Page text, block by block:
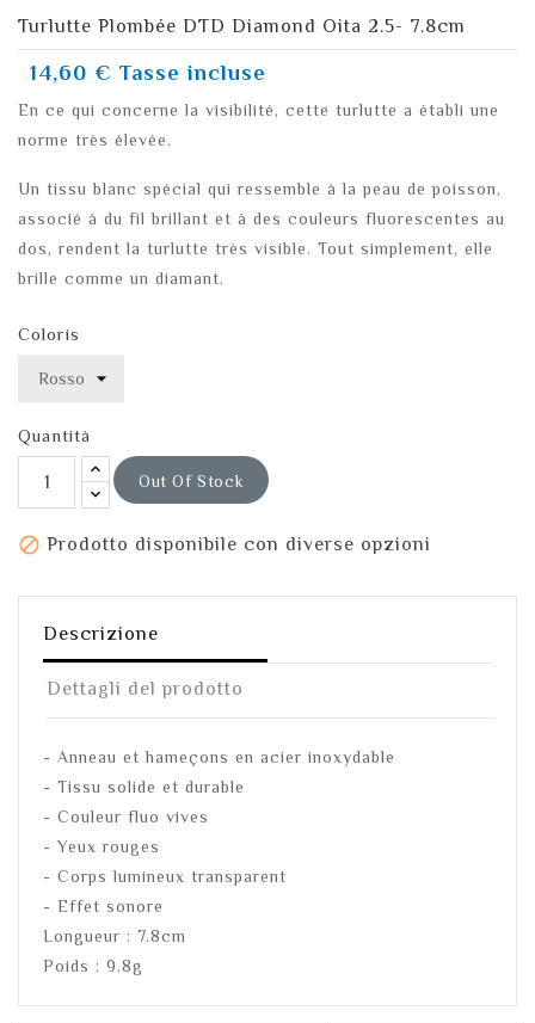
Turlutte Plombée DTD Diamond Oita 2.5- 7.8cm
14,60 € Tasse incluse
En ce qui concerne la visibilité, cette turlutte a établi une
norme très élevée.
Un tissu blanc spécial qui ressemble à la peau de poisson,
associé à du fil brillant et à des couleurs fluorescentes au
dos, rendent la turlutte très visible. Tout simplement, elle
brille comme un diamant.
Coloris
Quantità
Out Of Stock
 Prodotto disponibile con diverse opzioni
Descrizione
Dettagli del prodotto
- Anneau et hameçons en acier inoxydable
- Tissu solide et durable
- Couleur fluo vives
- Yeux rouges
- Corps lumineux transparent
- Effet sonore
Longueur : 7.8cm
Poids : 9.8g